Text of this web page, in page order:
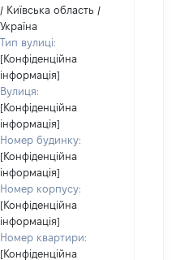
/ Київська область /
Україна
Тип вулиці:
[Конфіденційна
інформація]
Вулиця:
[Конфіденційна
інформація]
Номер будинку:
[Конфіденційна
інформація]
Номер корпусу:
[Конфіденційна
інформація]
Номер квартири:
[Конфіденційна